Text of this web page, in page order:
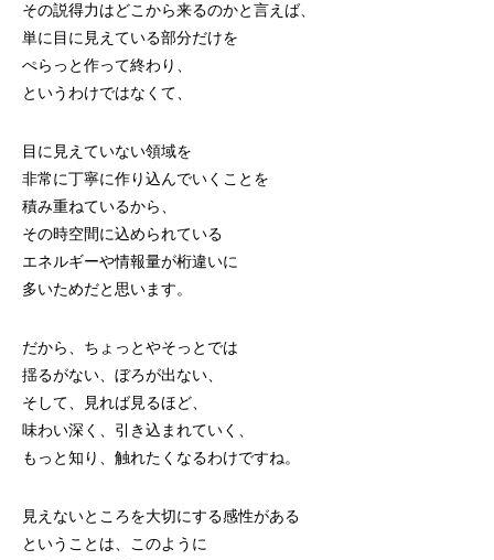
その説得力はどこから来るのかと言えば、
単に目に見えている部分だけを
ぺらっと作って終わり、
というわけではなくて、
目に見えていない領域を
非常に丁寧に作り込んでいくことを
積み重ねているから、
その時空間に込められている
エネルギーや情報量が桁違いに
多いためだと思います。
だから、ちょっとやそっとでは
揺るがない、ぼろが出ない、
そして、見れば見るほど、
味わい深く、引き込まれていく、
もっと知り、触れたくなるわけですね。
見えないところを大切にする感性がある
ということは、このように